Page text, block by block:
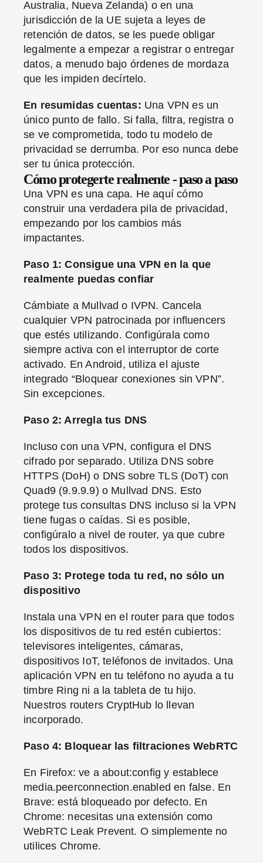
Australia, Nueva Zelanda) o en una
jurisdicción de la UE sujeta a leyes de
retención de datos, se les puede obligar
legalmente a empezar a registrar o entregar
datos, a menudo bajo órdenes de mordaza
que les impiden decírtelo.
En resumidas cuentas: Una VPN es un
único punto de fallo. Si falla, filtra, registra o
se ve comprometida, todo tu modelo de
privacidad se derrumba. Por eso nunca debe
ser tu única protección.
Cómo protegerte realmente - paso a paso
Una VPN es una capa. He aquí cómo
construir una verdadera pila de privacidad,
empezando por los cambios más
impactantes.
Paso 1: Consigue una VPN en la que
realmente puedas confiar
Cámbiate a Mullvad o IVPN. Cancela
cualquier VPN patrocinada por influencers
que estés utilizando. Configúrala como
siempre activa con el interruptor de corte
activado. En Android, utiliza el ajuste
integrado “Bloquear conexiones sin VPN”.
Sin excepciones.
Paso 2: Arregla tus DNS
Incluso con una VPN, configura el DNS
cifrado por separado. Utiliza DNS sobre
HTTPS (DoH) o DNS sobre TLS (DoT) con
Quad9 (9.9.9.9) o Mullvad DNS. Esto
protege tus consultas DNS incluso si la VPN
tiene fugas o caídas. Si es posible,
configúralo a nivel de router, ya que cubre
todos los dispositivos.
Paso 3: Protege toda tu red, no sólo un
dispositivo
Instala una VPN en el router para que todos
los dispositivos de tu red estén cubiertos:
televisores inteligentes, cámaras,
dispositivos IoT, teléfonos de invitados. Una
aplicación VPN en tu teléfono no ayuda a tu
timbre Ring ni a la tableta de tu hijo.
Nuestros routers CryptHub lo llevan
incorporado.
Paso 4: Bloquear las filtraciones WebRTC
En Firefox: ve a about:config y establece
media.peerconnection.enabled en false. En
Brave: está bloqueado por defecto. En
Chrome: necesitas una extensión como
WebRTC Leak Prevent. O simplemente no
utilices Chrome.